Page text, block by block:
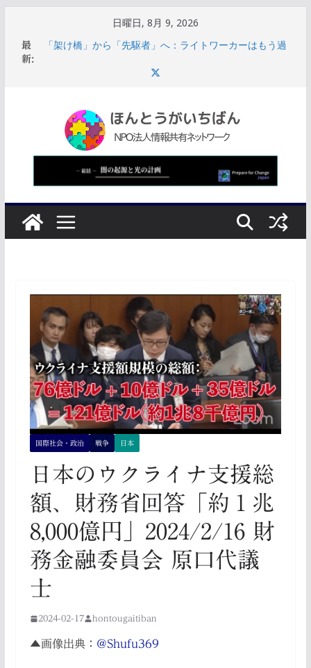
日曜日, 8月 9, 2026
最
新:
ンが効いて全員に段ボールベッドがあてがわれている教
「架け橋」から「先駆者」へ：ライトワーカーはもう過
国の指導部は破滅的なスパイラルに陥る
【UAP最前線】ルイス・エリゾンドの役割は「情報開示
のコントロール」米政府の思惑と世論誘導
【熊本地震】気象庁「1週間程度、震度5強以上注意」本
震移行に観測された地震は合計536回
国際社会・政治 戦争 日本
日本のウクライナ支援総
額、財務省回答「約１兆
8,000億円」2024/2/16 財
務金融委員会 原口代議
士
2024-02-17 hontougaitiban
▲画像出典： @Shufu369